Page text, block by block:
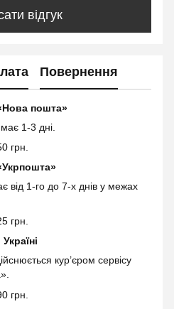
відгук
Повернення
пошта»
1-3 дні.
грн.
від 1-го до 7-х днів у межах
грн.
кур’єром сервісу
грн.